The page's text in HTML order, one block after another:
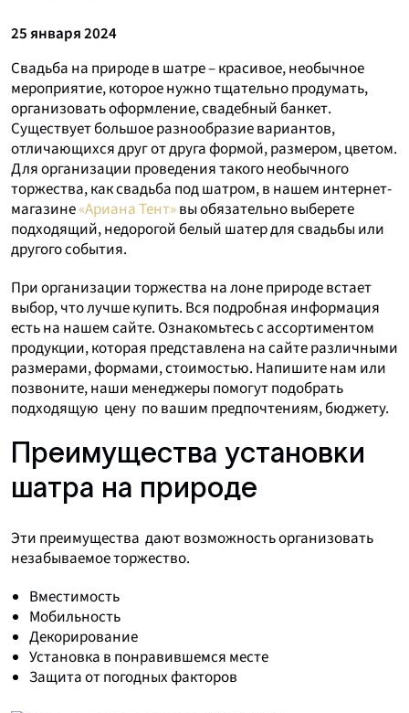
25 января 2024
Свадьба на природе в шатре – красивое, необычное
мероприятие, которое нужно тщательно продумать,
организовать оформление, свадебный банкет.
Существует большое разнообразие вариантов,
отличающихся друг от друга формой, размером, цветом.
Для организации проведения такого необычного
торжества, как свадьба под шатром, в нашем интернет-
магазине«Ариана Тент»вы обязательно выберете
подходящий, недорогой белый шатер для свадьбы или
другого события.
При организации торжества на лоне природе встает
выбор, что лучше купить. Вся подробная информация
есть на нашем сайте. Ознакомьтесь с ассортиментом
продукции, которая представлена на сайте различными
размерами, формами, стоимостью. Напишите нам или
позвоните, наши менеджеры помогут подобрать
подходящую цену по вашим предпочтениям, бюджету.
Преимущества установки
шатра на природе
Эти преимущества дают возможность организовать
незабываемое торжество.
Вместимость
Мобильность
Декорирование
Установка в понравившемся месте
Защита от погодных факторов